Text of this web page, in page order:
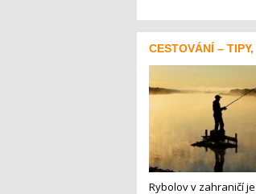
CESTOVÁNÍ –
Rybolov v zahraničí